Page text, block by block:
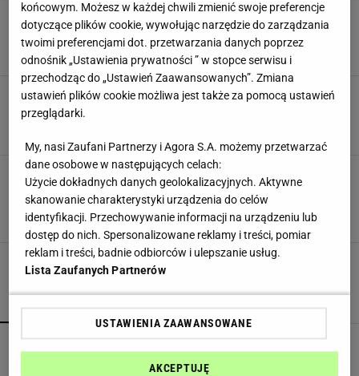
Kupiłam kawę i ciastko na lotnisku. Paragon
grozy to nic. To prawdziwy koszmar
BUŁGARIA CENY LOTNISKO
Zrobiłam zakupy w Bułgarii. W cenie masła
Gjuwecz - przepis na bałkański gulasz. Danie
jednogarnkowe rodem z Bułgarii smakuje lepiej
niż się nazywa
BUŁGARIA GJUWECZ KUCHNIA
POPULARNE NAJNOWSZE
Nie robię już zapiekanki z cukinii. Ten patent
końcowym. Możesz w każdej chwili zmienić swoje preferencje
dotyczące plików cookie, wywołując narzędzie do zarządzania
twoimi preferencjami dot. przetwarzania danych poprzez
odnośnik „Ustawienia prywatności ” w stopce serwisu i
przechodząc do „Ustawień Zaawansowanych”. Zmiana
ustawień plików cookie możliwa jest także za pomocą ustawień
przeglądarki.
My, nasi Zaufani Partnerzy i Agora S.A. możemy przetwarzać
dane osobowe w następujących celach:
Użycie dokładnych danych geolokalizacyjnych. Aktywne
skanowanie charakterystyki urządzenia do celów
identyfikacji. Przechowywanie informacji na urządzeniu lub
dostęp do nich. Spersonalizowane reklamy i treści, pomiar
reklam i treści, badnie odbiorców i ulepszanie usług.
Lista Zaufanych Partnerów
USTAWIENIA ZAAWANSOWANE
AKCEPTUJĘ